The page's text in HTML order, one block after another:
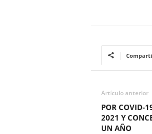
Artículo anterior
POR COVID-
2021 Y
UN AÑO